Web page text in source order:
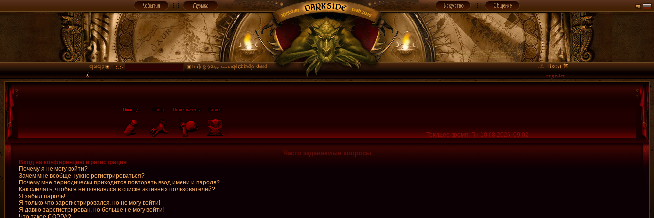
Вход
Текущее время: Пн 10.08.2026, 09:02
Часто задаваемые вопросы
Вход на конференцию и регистрация
Почему я не могу войти?
Зачем мне вообще нужно регистрироваться?
Почему мне периодически приходится повторять ввод имени и пароля?
Как сделать, чтобы я не появлялся в списке активных пользователей?
Я забыл пароль!
Я только что зарегистрировался, но не могу войти!
Я давно зарегистрирован, но больше не могу войти!
Что такое COPPA?